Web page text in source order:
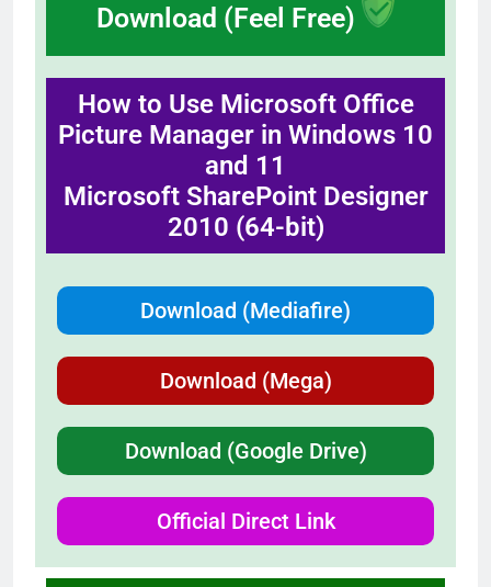
Download (Feel Free)
How to Use Microsoft Office
Picture Manager in Windows 10
and 11
Microsoft SharePoint Designer
2010 (64-bit)
Download (Mediafire)
Download (Mega)
Download (Google Drive)
Official Direct Link